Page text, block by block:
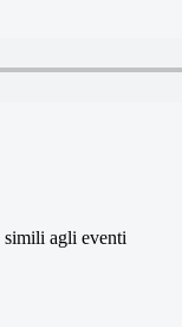
simili agli eventi